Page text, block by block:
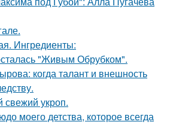
Ингредиенты:
"Живым Обрубком".
когда талант и внешность
свежий укроп.
моего детства, которое всегда